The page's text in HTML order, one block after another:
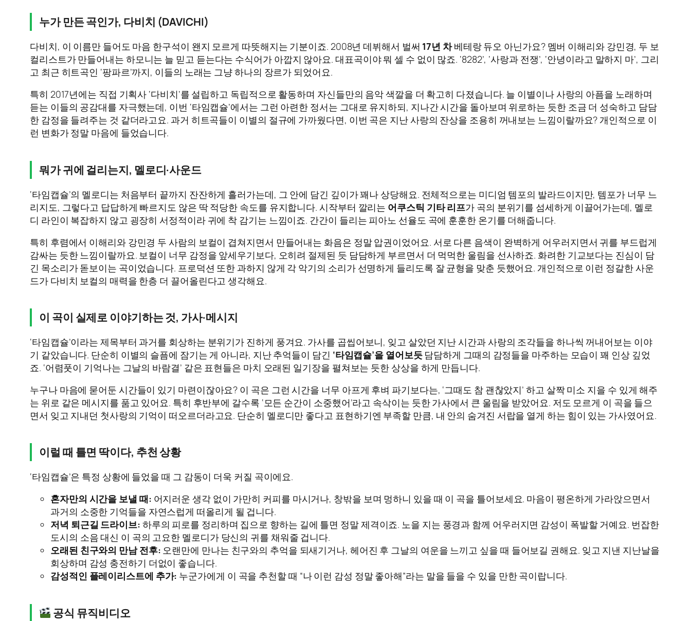
누가 만든 곡인가, 다비치 (DAVICHI)
다비치, 이 이름만 들어도 마음 한구석이 왠지 모르게 따뜻해지는 기분이죠. 2008년 데뷔해서 벌써 17년 차베테랑 듀오 아닌가요? 멤버 이해리와 강민경, 두 보
컬리스트가 만들어내는 하모니는 늘 믿고 듣는다는 수식어가 아깝지 않아요. 대표곡이야 뭐 셀 수 없이 많죠. ‘8282’, ‘사랑과 전쟁’, ‘안녕이라고 말하지 마’, 그리
고 최근 히트곡인 ‘팡파르’까지, 이들의 노래는 그냥 하나의 장르가 되었어요.
특히 2017년에는 직접 기획사 ‘다비치’를 설립하고 독립적으로 활동하며 자신들만의 음악 색깔을 더 확고히 다졌습니다. 늘 이별이나 사랑의 아픔을 노래하며
듣는 이들의 공감대를 자극했는데, 이번 ‘타임캡슐’에서는 그런 아련한 정서는 그대로 유지하되, 지나간 시간을 돌아보며 위로하는 듯한 조금 더 성숙하고 담담
한 감정을 들려주는 것 같더라고요. 과거 히트곡들이 이별의 절규에 가까웠다면, 이번 곡은 지난 사랑의 잔상을 조용히 꺼내보는 느낌이랄까요? 개인적으로 이
런 변화가 정말 마음에 들었습니다.
뭐가 귀에 걸리는지, 멜로디·사운드
‘타임캡슐’의 멜로디는 처음부터 끝까지 잔잔하게 흘러가는데, 그 안에 담긴 깊이가 꽤나 상당해요. 전체적으로는 미디엄 템포의 발라드이지만, 템포가 너무 느
리지도, 그렇다고 답답하게 빠르지도 않은 딱 적당한 속도를 유지합니다. 시작부터 깔리는 어쿠스틱 기타 리프가 곡의 분위기를 섬세하게 이끌어가는데, 멜로
디 라인이 복잡하지 않고 굉장히 서정적이라 귀에 착 감기는 느낌이죠. 간간이 들리는 피아노 선율도 곡에 훈훈한 온기를 더해줍니다.
특히 후렴에서 이해리와 강민경 두 사람의 보컬이 겹쳐지면서 만들어내는 화음은 정말 압권이었어요. 서로 다른 음색이 완벽하게 어우러지면서 귀를 부드럽게
감싸는 듯한 느낌이랄까요. 보컬이 너무 감정을 앞세우기보다, 오히려 절제된 듯 담담하게 부르면서 더 먹먹한 울림을 선사하죠. 화려한 기교보다는 진심이 담
긴 목소리가 돋보이는 곡이었습니다. 프로덕션 또한 과하지 않게 각 악기의 소리가 선명하게 들리도록 잘 균형을 맞춘 듯했어요. 개인적으로 이런 정갈한 사운
드가 다비치 보컬의 매력을 한층 더 끌어올린다고 생각해요.
이 곡이 실제로 이야기하는 것, 가사·메시지
‘타임캡슐’이라는 제목부터 과거를 회상하는 분위기가 진하게 풍겨요. 가사를 곱씹어보니, 잊고 살았던 지난 시간과 사랑의 조각들을 하나씩 꺼내어보는 이야
기 같았습니다. 단순히 이별의 슬픔에 잠기는 게 아니라, 지난 추억들이 담긴 ‘타임캡슐’을 열어보듯담담하게 그때의 감정들을 마주하는 모습이 꽤 인상 깊었
죠. ‘어렴풋이 기억나는 그날의 바람결’ 같은 표현들은 마치 오래된 일기장을 펼쳐보는 듯한 상상을 하게 만듭니다.
누구나 마음에 묻어둔 시간들이 있기 마련이잖아요? 이 곡은 그런 시간을 너무 아프게 후벼 파기보다는, ‘그때도 참 괜찮았지’ 하고 살짝 미소 지을 수 있게 해주
는 위로 같은 메시지를 품고 있어요. 특히 후반부에 갈수록 ‘모든 순간이 소중했어’라고 속삭이는 듯한 가사에서 큰 울림을 받았어요. 저도 모르게 이 곡을 들으
면서 잊고 지내던 첫사랑의 기억이 떠오르더라고요. 단순히 멜로디만 좋다고 표현하기엔 부족할 만큼, 내 안의 숨겨진 서랍을 열게 하는 힘이 있는 가사였어요.
이럴 때 틀면 딱이다, 추천 상황
‘타임캡슐’은 특정 상황에 들었을 때 그 감동이 더욱 커질 곡이에요.
혼자만의 시간을 보낼 때: 어지러운 생각 없이 가만히 커피를 마시거나, 창밖을 보며 멍하니 있을 때 이 곡을 틀어보세요. 마음이 평온하게 가라앉으면서
과거의 소중한 기억들을 자연스럽게 떠올리게 될 겁니다.
저녁 퇴근길 드라이브: 하루의 피로를 정리하며 집으로 향하는 길에 틀면 정말 제격이죠. 노을 지는 풍경과 함께 어우러지면 감성이 폭발할 거예요. 번잡한
도시의 소음 대신 이 곡의 고요한 멜로디가 당신의 귀를 채워줄 겁니다.
오래된 친구와의 만남 전후: 오랜만에 만나는 친구와의 추억을 되새기거나, 헤어진 후 그날의 여운을 느끼고 싶을 때 들어보길 권해요. 잊고 지낸 지난날을
회상하며 감성 충전하기 더없이 좋습니다.
감성적인 플레이리스트에 추가: 누군가에게 이 곡을 추천할 때 “나 이런 감성 정말 좋아해”라는 말을 들을 수 있을 만한 곡이랍니다.
공식 뮤직비디오